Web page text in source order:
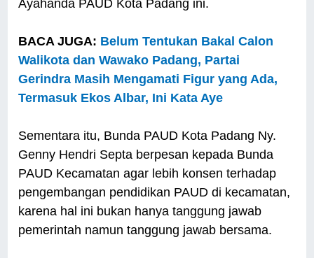
Ayahanda PAUD Kota Padang ini.
BACA JUGA: Belum Tentukan Bakal Calon
Walikota dan Wawako Padang, Partai
Gerindra Masih Mengamati Figur yang Ada,
Termasuk Ekos Albar, Ini Kata Aye
Sementara itu, Bunda PAUD Kota Padang Ny.
Genny Hendri Septa berpesan kepada Bunda
PAUD Kecamatan agar lebih konsen terhadap
pengembangan pendidikan PAUD di kecamatan,
karena hal ini bukan hanya tanggung jawab
pemerintah namun tanggung jawab bersama.